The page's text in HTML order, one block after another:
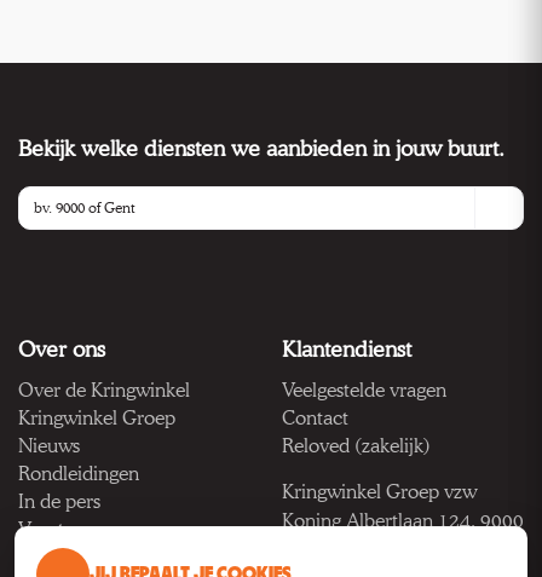
Bekijk welke diensten we aanbieden in jouw buurt.
Over ons
Over de Kringwinkel
Kringwinkel Groep
Nieuws
Rondleidingen
In de pers
Vacatures
Klantendienst
Veelgestelde vragen
Contact
Reloved (zakelijk)
Kringwinkel Groep vzw
Koning Albertlaan 124, 9000